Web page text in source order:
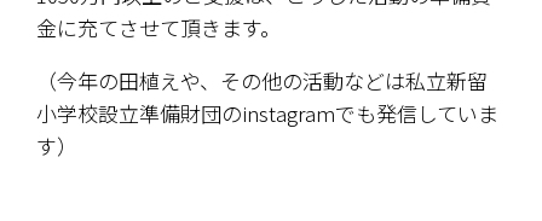
金に充てさせて頂きます。
（今年の田植えや、その他の活動などは私立新留
小学校設立準備財団のinstagramでも発信していま
す）